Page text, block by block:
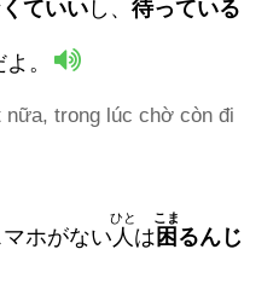
ていいし、 待っている
。
nữa, trong lúc chờ còn đi
ホがない 人
ひと
は 困
こま
るんじ